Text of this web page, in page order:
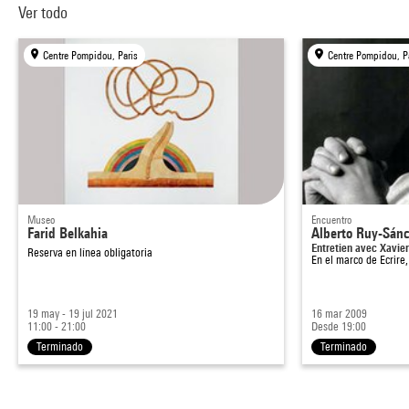
Ver todo
Centre Pompidou, Paris
Museo
Farid Belkahia
Reserva en línea obligatoria
19 may - 19 jul 2021
11:00 - 21:00
Terminado
Centre Pompidou,
Encuentro
Alberto Ruy-
Entretien avec
En el marco de
16 mar 2009
Desde 19:00
Terminado